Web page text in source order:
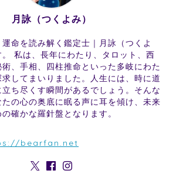
月詠（つくよみ）
命を読み解く鑑定士｜月詠（つくよ
私は、長年にわたり、タロット、西
、手相、四柱推命といった多岐にわた
してまいりました。人生には、時に道
ち尽くす瞬間があるでしょう。そんな
の心の奥底に眠る声に耳を傾け、未来
確かな羅針盤となります。
bearfan.net